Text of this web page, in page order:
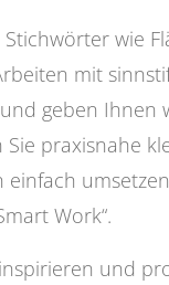
wie
mit
geben Ihnen
praxisnahe
einfach
Work“.
und